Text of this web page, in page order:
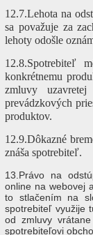
12.7.Lehota na
sa považuje za
lehoty odošle
12.8.Spotrebiteľ
konkrétnemu
zmluvy
prevádzkových
produktov.
12.9.Dôkazné
znáša spotrebiteľ.
13.Právo na
online na webovej
to stlačením na
spotrebiteľ využije
od zmluvy
spotrebiteľovi